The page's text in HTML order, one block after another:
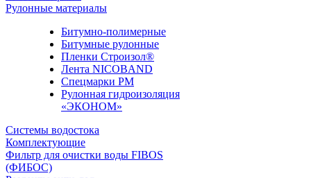
Рулонные материалы
Битумно-полимерные
Битумные рулонные
Пленки Строизол®
Лента NICOBAND
Спецмарки РМ
Рулонная гидроизоляция
«ЭКОНОМ»
Системы водостока
Комплектующие
Фильтр для очистки воды FIBOS
(ФИБОС)